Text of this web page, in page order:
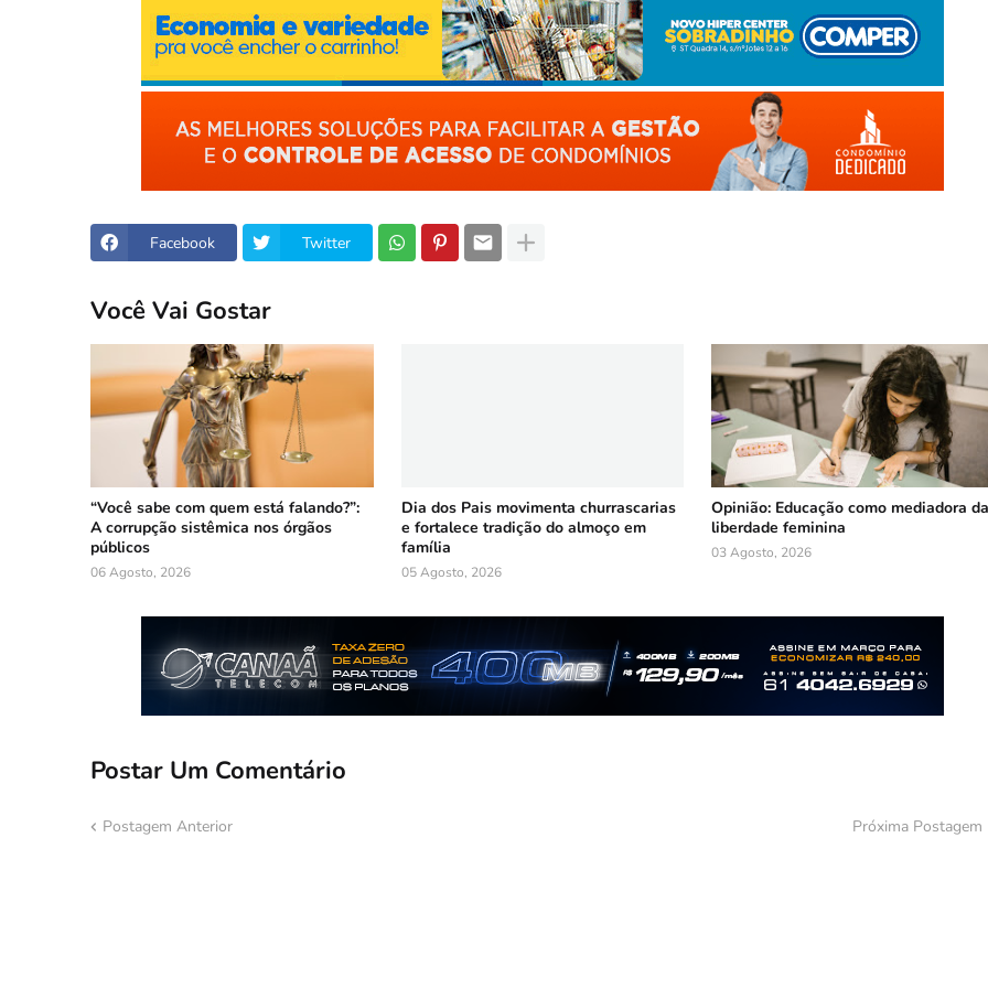
Facebook Twitter
Você Vai Gostar
“Você sabe com quem está falando?”:
A corrupção sistêmica nos órgãos
públicos
06 Agosto, 2026
Dia dos Pais movimenta churrascarias
e fortalece tradição do almoço em
família
05 Agosto, 2026
Opinião: Educação como mediadora
liberdade feminina
03 Agosto, 2026
Postar Um Comentário
Postagem Anterior Próxima Postagem